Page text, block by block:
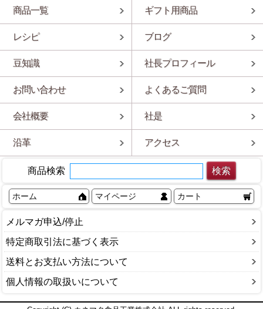
商品一覧
レシピ
豆知識
お問い合わせ
会社概要
沿革
ギフト用商品
ブログ
社長プロフィール
よくあるご質問
社是
アクセス
商品検索
ホーム マイページ カート
メルマガ申込/停止
特定商取引法に基づく表示
送料とお支払い方法について
個人情報の取扱いについて